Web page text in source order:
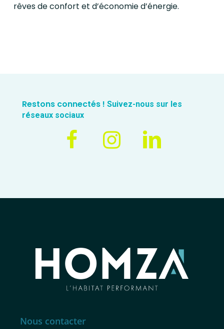
rêves de confort et d’économie d’énergie.
Restons connectés ! Suivez-nous sur les
réseaux sociaux
Nous contacter